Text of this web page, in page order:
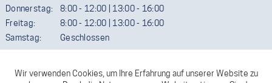
Donnerstag:
8:00 - 12:00 | 13:00 - 16:00
Freitag:
8:00 - 12:00 | 13:00 - 16:00
Samstag:
Geschlossen
ersuchen aber um telefonische Vereinbarung.